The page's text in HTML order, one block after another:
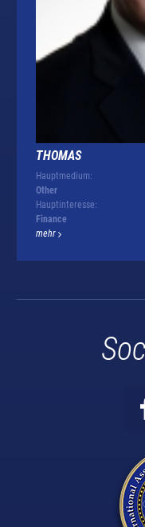
THOMAS
Hauptmedium:
Other
Hauptinteresse:
Finance
mehr